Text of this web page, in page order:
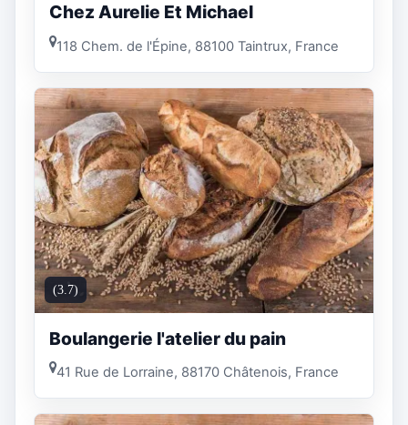
Chez Aurelie Et Michael
118 Chem. de l'Épine, 88100 Taintrux, France
(3.7)
Boulangerie l'atelier du pain
41 Rue de Lorraine, 88170 Châtenois, France